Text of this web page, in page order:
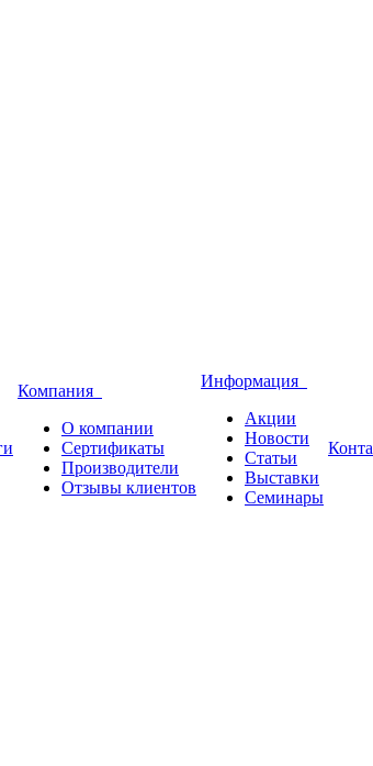
Компания
О компании
Сертификаты
Производители
Отзывы клиентов
Информация
Акции
Новости
Статьи
Выставки
Семинары